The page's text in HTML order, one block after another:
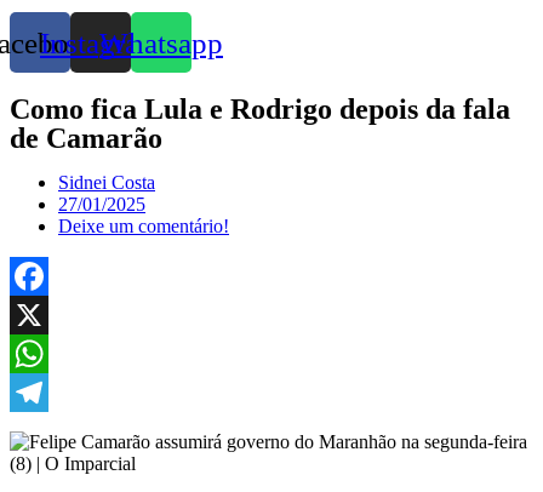
InstagramWhatsapp
Como fica Lula e Rodrigo depois da fala
de Camarão
Sidnei Costa
27/01/2025
Deixe um comentário!
Facebook
X
WhatsApp
Telegram